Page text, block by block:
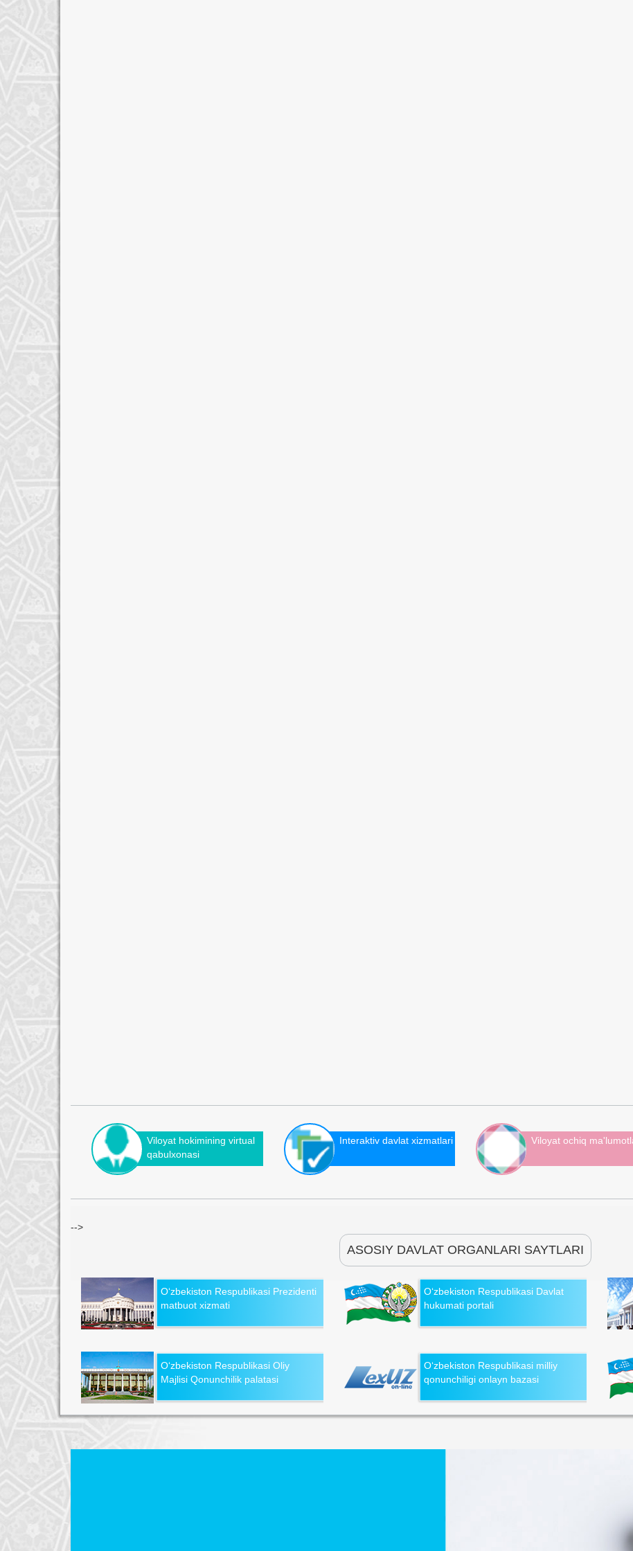
Viloyat hokimining virtual
qabulxonasi
Interaktiv davlat xizmatlari Viloyat ochiq
-->
ASOSIY DAVLAT ORGANLARI SAYTLARI
O‘zbekiston Respublikasi Prezidenti
matbuot xizmati
O‘zbekiston Respublikasi Davlat
hukumati portali
O‘zbekiston Respublikasi Oliy
Majlisi Qonunchilik palatasi
O‘zbekiston Respublikasi milliy
qonunchiligi onlayn bazasi